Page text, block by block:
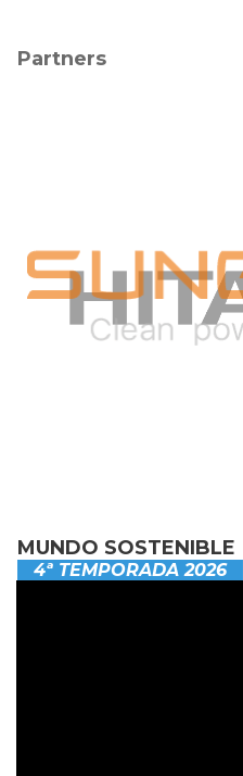
Partners
MUNDO SOSTENIBLE
4ª TEMPORADA 2026